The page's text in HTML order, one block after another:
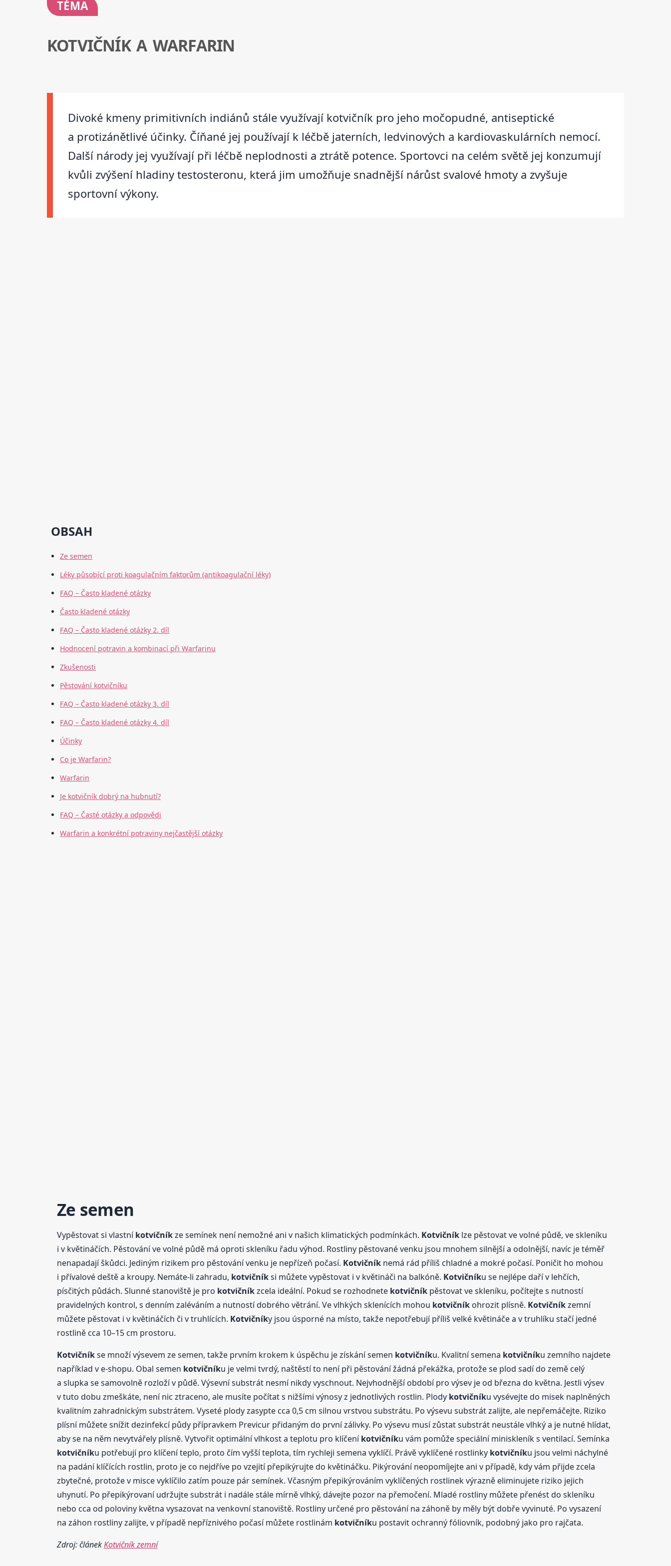
TÉMA
KOTVIČNÍK A WARFARIN
Divoké kmeny primitivních indiánů stále využívají kotvičník pro jeho močopudné, antiseptické
a protizánětlivé účinky. Číňané jej používají k léčbě jaterních, ledvinových a kardiovaskulárních nemocí.
Další národy jej využívají při léčbě neplodnosti a ztrátě potence. Sportovci na celém světě jej konzumují
kvůli zvýšení hladiny testosteronu, která jim umožňuje snadnější nárůst svalové hmoty a zvyšuje
sportovní výkony.
OBSAH
Ze semen
Léky působící proti koagulačním faktorům (antikoagulační léky)
FAQ – Často kladené otázky
Často kladené otázky
FAQ – Často kladené otázky 2. díl
Hodnocení potravin a kombinací při Warfarinu
Zkušenosti
Pěstování kotvičníku
FAQ – Často kladené otázky 3. díl
FAQ – Často kladené otázky 4. díl
Účinky
Co je Warfarin?
Warfarin
Je kotvičník dobrý na hubnutí?
FAQ – Časté otázky a odpovědi
Warfarin a konkrétní potraviny nejčastější otázky
Ze semen
Vypěstovat si vlastníkotvičníkze semínek není nemožné ani v našich klimatických podmínkách. Kotvičníklze pěstovat ve volné půdě, ve skleníku
i v květináčích. Pěstování ve volné půdě má oproti skleníku řadu výhod. Rostliny pěstované venku jsou mnohem silnější a odolnější, navíc je téměř
nenapadají škůdci. Jediným rizikem pro pěstování venku je nepřízeň počasí. Kotvičníknemá rád příliš chladné a mokré počasí. Poničit ho mohou
i přívalové deště a kroupy. Nemáte-li zahradu, kotvičníksi můžete vypěstovat i v květináči na balkóně. Kotvičníku se nejlépe daří v lehčích,
písčitých půdách. Slunné stanoviště je pro kotvičníkzcela ideální. Pokud se rozhodnete kotvičníkpěstovat ve skleníku, počítejte s nutností
pravidelných kontrol, s denním zaléváním a nutností dobrého větrání. Ve vlhkých sklenících mohou kotvičníkohrozit plísně. Kotvičníkzemní
můžete pěstovat i v květináčích či v truhlících. Kotvičníky jsou úsporné na místo, takže nepotřebují příliš velké květináče a v truhlíku stačí jedné
rostlině cca 10–15 cm prostoru.
Kotvičníkse množí výsevem ze semen, takže prvním krokem k úspěchu je získání semen kotvičníku. Kvalitní semena kotvičníku zemního najdete
například v e-shopu. Obal semen kotvičníku je velmi tvrdý, naštěstí to není při pěstování žádná překážka, protože se plod sadí do země celý
a slupka se samovolně rozloží v půdě. Výsevní substrát nesmí nikdy vyschnout. Nejvhodnější období pro výsev je od března do května. Jestli výsev
v tuto dobu zmeškáte, není nic ztraceno, ale musíte počítat s nižšími výnosy z jednotlivých rostlin. Plody kotvičníku vysévejte do misek naplněných
kvalitním zahradnickým substrátem. Vyseté plody zasypte cca 0,5 cm silnou vrstvou substrátu. Po výsevu substrát zalijte, ale nepřemáčejte. Riziko
plísní můžete snížit dezinfekcí půdy přípravkem Previcur přidaným do první zálivky. Po výsevu musí zůstat substrát neustále vlhký a je nutné hlídat,
aby se na něm nevytvářely plísně. Vytvořit optimální vlhkost a teplotu pro klíčeníkotvičníku vám pomůže speciální miniskleník s ventilací. Semínka
kotvičníku potřebují pro klíčení teplo, proto čím vyšší teplota, tím rychleji semena vyklíčí. Právě vyklíčené rostlinky kotvičníku jsou velmi náchylné
na padání klíčících rostlin, proto je co nejdříve po vzejití přepikýrujte do květináčku. Pikýrování neopomíjejte ani v případě, kdy vám přijde zcela
zbytečné, protože v misce vyklíčilo zatím pouze pár semínek. Včasným přepikýrováním vyklíčených rostlinek výrazně eliminujete riziko jejich
uhynutí. Po přepikýrovaní udržujte substrát i nadále stále mírně vlhký, dávejte pozor na přemočení. Mladé rostliny můžete přenést do skleníku
nebo cca od poloviny května vysazovat na venkovní stanoviště. Rostliny určené pro pěstování na záhoně by měly být dobře vyvinuté. Po vysazení
na záhon rostliny zalijte, v případě nepříznivého počasí můžete rostlinám kotvičníku postavit ochranný fóliovník, podobný jako pro rajčata.
Zdroj: článekKotvičník zemní